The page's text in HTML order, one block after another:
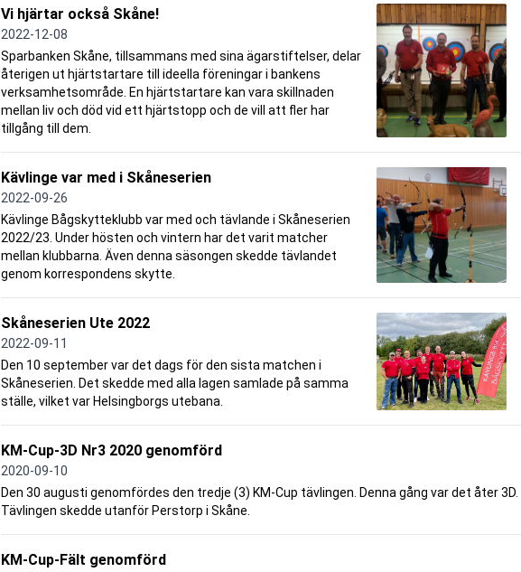
Vi hjärtar också Skåne!
2022-12-08
Sparbanken Skåne, tillsammans med sina ägarstiftelser, delar
återigen ut hjärtstartare till ideella föreningar i bankens
verksamhetsområde. En hjärtstartare kan vara skillnaden
mellan liv och död vid ett hjärtstopp och de vill att fler har
tillgång till dem.
Kävlinge var med i Skåneserien
2022-09-26
Kävlinge Bågskytteklubb var med och tävlande i Skåneserien
2022/23. Under hösten och vintern har det varit matcher
mellan klubbarna. Även denna säsongen skedde tävlandet
genom korrespondens skytte.
Skåneserien Ute 2022
2022-09-11
Den 10 september var det dags för den sista matchen i
Skåneserien. Det skedde med alla lagen samlade på samma
ställe, vilket var Helsingborgs utebana.
KM-Cup-3D Nr3 2020 genomförd
2020-09-10
Den 30 augusti genomfördes den tredje (3) KM-Cup tävlingen. Denna gång var det åter 3D.
Tävlingen skedde utanför Perstorp i Skåne.
KM-Cup-Fält genomförd